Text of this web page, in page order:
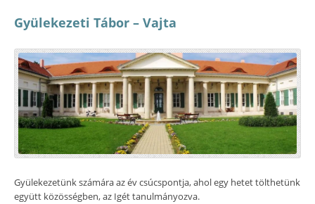
Gyülekezeti Tábor – Vajta
Gyülekezetünk számára az év csúcspontja, ahol egy hetet tölthetünk
együtt közösségben, az Igét tanulmányozva.